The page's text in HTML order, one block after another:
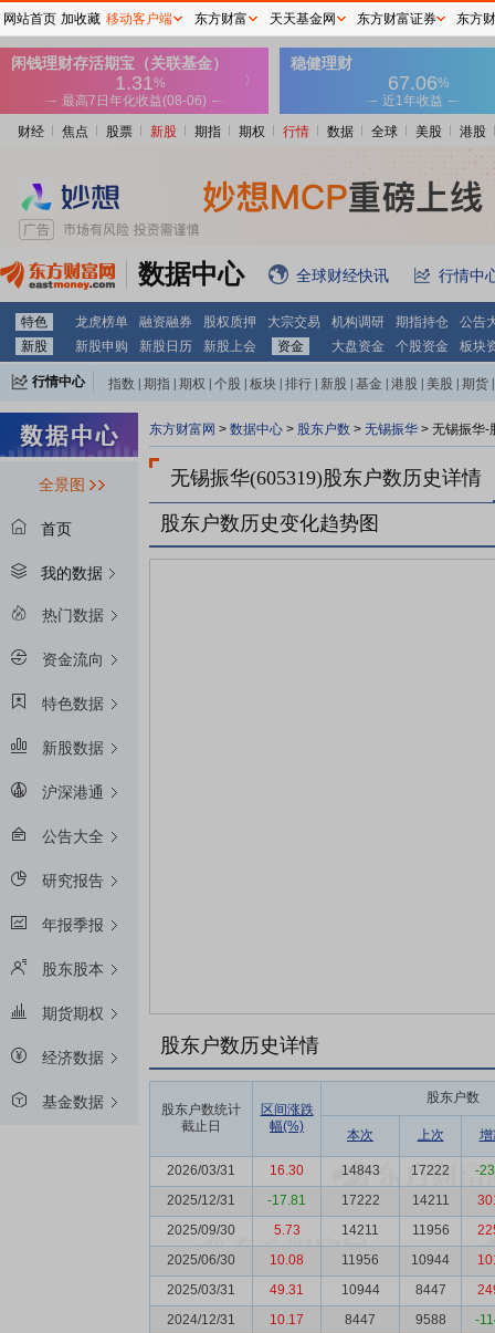
财经 焦点 股票 新股 期指 期权 行情 数据 全球 美股 港股
数据中心 全球财经快讯 行情中
特色 龙虎榜单 融资融券 股权质押 大宗交易 机构调研 期指持仓
公告
新股
新股申购 新股日历 新股上会 资金 大盘资金 个股资金 板块
行情中心 指数 期指 期权 个股 板块 排行 新股 基金 港股 美股 期货
全景图
首页
我的数据
热门数据
资金流向
特色数据
新股数据
沪深港通
公告大全
研究报告
年报季报
股东股本
期货期权
经济数据
基金数据
东方财富网 > 数据中心 > 股东户数 > 无锡振华 > 无锡振华-
无锡振华(605319)股东户数历史详情
股东户数历史变化趋势图
股东户数历史详情
股东户数统计
截止日
区间涨跌
幅(%)
股东户数
本次 上次 增
2026/03/31 16.30 14843 17222
-
2025/12/31
-17.81 17222 14211
2025/09/30
5.73 14211 11956
2025/06/30
10.08 11956 10944
2025/03/31
49.31 10944 8447
2024/12/31
10.17 8447 9588
-
网站首页 加收藏 移动客户端 东方财富 天天基金网 东方财富证券 东方